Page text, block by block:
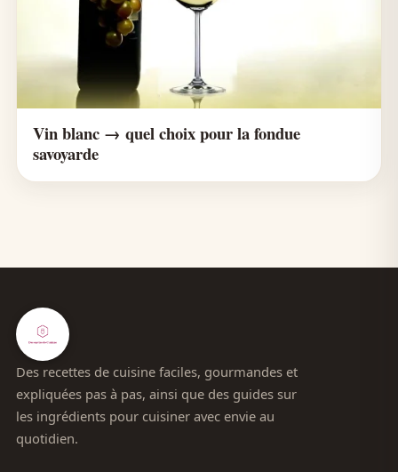
Vin blanc → quel choix pour la fondue
savoyarde
Des recettes de cuisine faciles, gourmandes et
expliquées pas à pas, ainsi que des guides sur
les ingrédients pour cuisiner avec envie au
quotidien.